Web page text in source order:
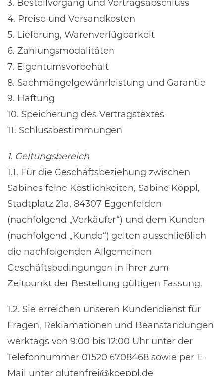
3. Bestellvorgang und Vertragsabschluss
4. Preise und Versandkosten
5. Lieferung, Warenverfügbarkeit
6. Zahlungsmodalitäten
7. Eigentumsvorbehalt
8. Sachmängelgewährleistung und Garantie
9. Haftung
10. Speicherung des Vertragstextes
11. Schlussbestimmungen
1. Geltungsbereich
1.1. Für die Geschäftsbeziehung zwischen
Sabines feine Köstlichkeiten, Sabine Köppl,
Stadtplatz 21a, 84307 Eggenfelden
(nachfolgend „Verkäufer“) und dem Kunden
(nachfolgend „Kunde“) gelten ausschließlich
die nachfolgenden Allgemeinen
Geschäftsbedingungen in ihrer zum
Zeitpunkt der Bestellung gültigen Fassung.
1.2. Sie erreichen unseren Kundendienst für
Fragen, Reklamationen und Beanstandungen
werktags von 9:00 bis 12:00 Uhr unter der
Telefonnummer 01520 6708468 sowie per E-
Mail unter glutenfrei@koeppl.de